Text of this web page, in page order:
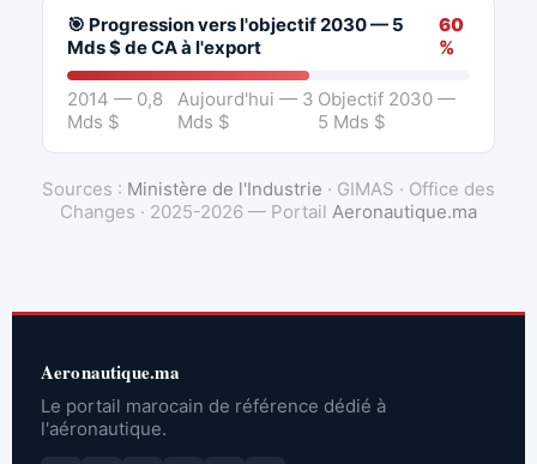
🎯 Progression vers l'objectif 2030 — 5
Mds $ de CA à l'export
60
%
2014 — 0,8
Mds $
Aujourd'hui — 3
Mds $
Objectif 2030 —
5 Mds $
Sources : Ministère de l'Industrie · GIMAS · Office des
Changes · 2025-2026 — Portail Aeronautique.ma
Aeronautique.ma
Le portail marocain de référence dédié à
l'aéronautique.